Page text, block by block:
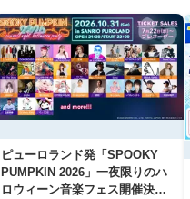
ピューロランド発「SPOOKY
PUMPKIN 2026」一夜限りのハ
ロウィーン音楽フェス開催決